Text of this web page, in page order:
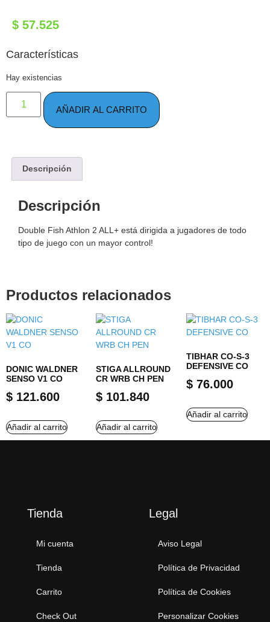
$ 57.525
Características
Hay existencias
AÑADIR AL CARRITO
Descripción
Descripción
Double Fish Athlon 2 ALL+ está dirigida a jugadores de todo
tipo de juego con un mayor control!
Productos relacionados
DONIC WALDNER
SENSO V1 CO
$ 121.600
Añadir al carrito
STIGA ALLROUND
CR WRB CH PEN
$ 101.840
Añadir al carrito
TIBHAR CO-S-3
DEFENSIVE CO
$76.000
Añadir al carrito
Tienda
Mi cuenta
Tienda
Carrito
Check Out
Legal
Aviso Legal
Política de Privacidad
Política de Cookies
Personalizar Cookies